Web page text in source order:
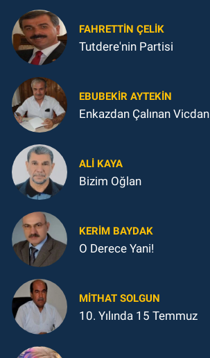
FAHRETTIN ÇELİK
Tutdere'nin Partisi
EBUBEKIR AYTEKIN
Enkazdan Çalınan Vicdan
ALI KAYA
Bizim Oğlan
KERIM BAYDAK
O Derece Yani!
MITHAT SOLGUN
10. Yılında 15 Temmuz